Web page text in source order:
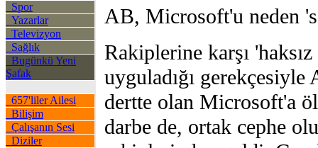
Spor
Yazarlar
Televizyon
Sağlık
Bugünkü Yeni
Şafak
657'liler Ailesi
Bilişim
Çalışanın Sesi
Diziler
AB, Microsoft'u neden
Rakiplerine karşı
uyguladığı gerekçesiyle
dertte olan Microsoft'a
darbe de, ortak cephe